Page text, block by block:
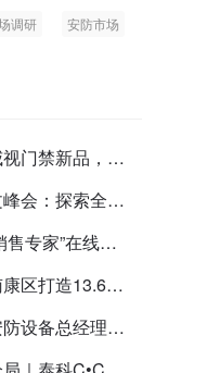
调研
安防市场
门禁新品，不
静脉！
会：探索全栈
路径
专家”在线赋
区打造13.6公
防设备总经理张